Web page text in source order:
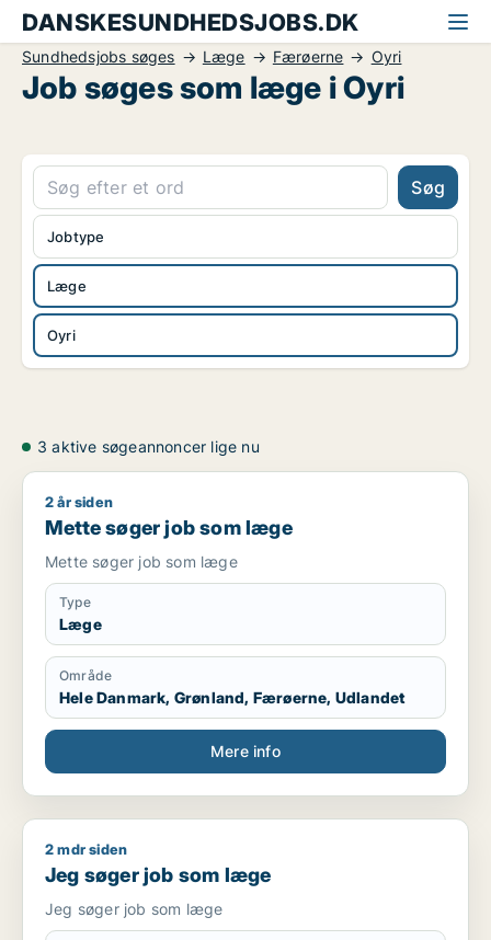
DANSKESUNDHEDSJOBS.DK
Sundhedsjobs søges Læge Færøerne Oyri
Job søges som læge i Oyri
Søg
Læge
Oyri
Jobtype
3 aktive søgeannoncer lige nu
Mette søger job som læge
2 år siden
Mette søger job som læge
Mette søger job som læge
Type
Læge
Område
Hele Danmark, Grønland, Færøerne, Udlandet
Mere info
Jeg søger job som læge
2 mdr siden
Jeg søger job som læge
Jeg søger job som læge